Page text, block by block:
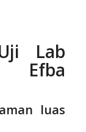
Lab
Efba
luas